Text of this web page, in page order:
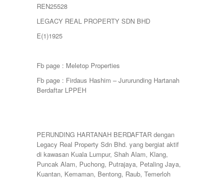
REN25528
LEGACY REAL PROPERTY SDN BHD
E(1)1925
Fb page : Meletop Properties
Fb page : Firdaus Hashim – Jururunding Hartanah
Berdaftar LPPEH
PERUNDING HARTANAH BERDAFTAR dengan
Legacy Real Property Sdn Bhd. yang bergiat aktif
di kawasan Kuala Lumpur, Shah Alam, Klang,
Puncak Alam, Puchong, Putrajaya, Petaling Jaya,
Kuantan, Kemaman, Bentong, Raub, Temerloh